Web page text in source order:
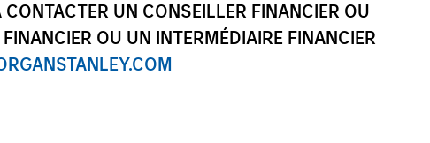
UN CONSEILLER FINANCIER OU
OU UN INTERMÉDIAIRE FINANCIER